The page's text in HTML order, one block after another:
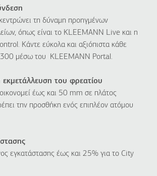
τη δύναμη προηγμένων
όπως είναι το KLEEMANN Live και η
Κάντε εύκολα και αξιόπιστα κάθε
300 μέσω του KLEEMANN Portal.
εκμετάλλευση του φρεατίου
έως και 50 mm σε πλάτος
την προσθήκη ενός επιπλέον ατόμου
εγκατάστασης έως και 25% για το City